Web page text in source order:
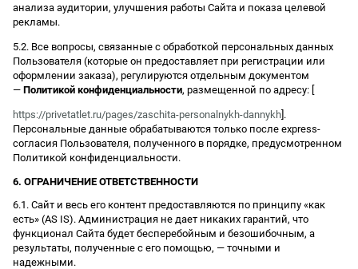
анализа аудитории, улучшения работы Сайта и показа целевой
рекламы.
5.2. Все вопросы, связанные с обработкой персональных данных
Пользователя (которые он предоставляет при регистрации или
оформлении заказа), регулируются отдельным документом
— Политикой конфиденциальности, размещенной по адресу: [
https://privetatlet.ru/pages/zaschita-personalnykh-dannykh ].
Персональные данные обрабатываются только после express-
согласия Пользователя, полученного в порядке, предусмотренном
Политикой конфиденциальности.
6. ОГРАНИЧЕНИЕ ОТВЕТСТВЕННОСТИ
6.1. Сайт и весь его контент предоставляются по принципу «как
есть» (AS IS). Администрация не дает никаких гарантий, что
функционал Сайта будет бесперебойным и безошибочным, а
результаты, полученные с его помощью, — точными и
надежными.